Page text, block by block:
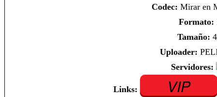
Codec: Mirar en
Formato:
Tamaño:
Uploader:
Servidores:
Links: VIP